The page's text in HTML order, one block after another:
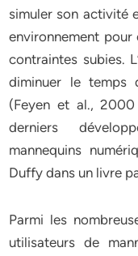
simuler son activité
environnement
contraintes subies.
diminuer le temps
(Feyen et al., 2000
derniers
mannequins
Duffy dans un livre
Parmi les
utilisateurs de